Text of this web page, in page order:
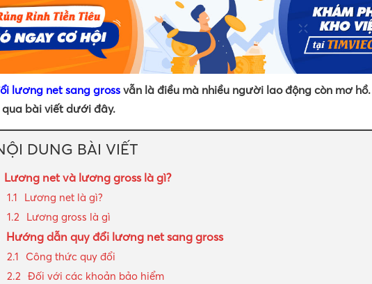
lương net sang grossvẫn là điều mà nhiều người lao động còn mơ
bài viết dưới đây.
DUNG BÀI VIẾT
Lương net và lương gross là gì?
Lương net là gì?
Lương gross là gì
Hướng dẫn quy đổi lương net sang gross
Công thức quy đổi
Đối với các khoản bảo hiểm